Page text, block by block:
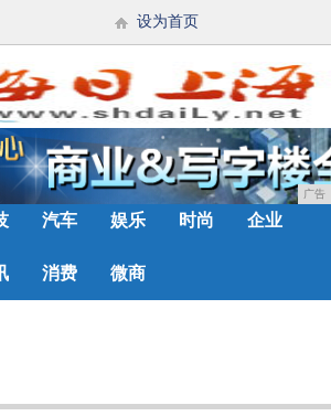
设为首页
广告
汽车 娱乐 时尚 企业
消费 微商